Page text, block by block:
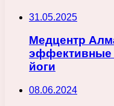
31.05.2025
Медцентр
эффективные
йоги
08.06.2024